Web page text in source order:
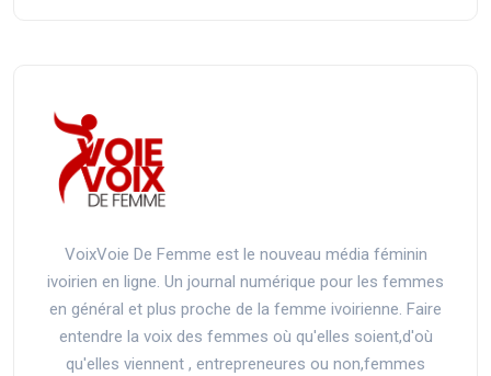
VoixVoie De Femme est le nouveau média féminin
ivoirien en ligne. Un journal numérique pour les femmes
en général et plus proche de la femme ivoirienne. Faire
entendre la voix des femmes où qu'elles soient,d'où
qu'elles viennent , entrepreneures ou non,femmes